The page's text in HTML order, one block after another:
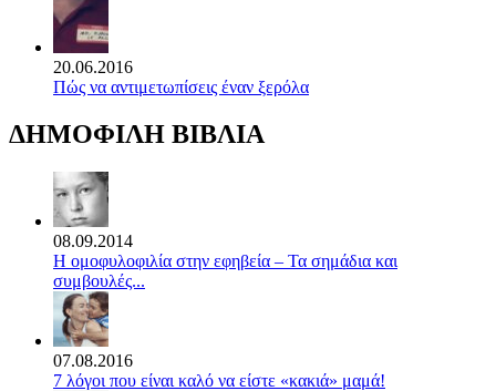
20.06.2016
Πώς να αντιμετωπίσεις έναν ξερόλα
ΔΗΜΟΦΙΛΗ ΒΙΒΛΙΑ
08.09.2014
Η ομοφυλοφιλία στην εφηβεία – Τα σημάδια και
συμβουλές...
07.08.2016
7 λόγοι που είναι καλό να είστε «κακιά» μαμά!